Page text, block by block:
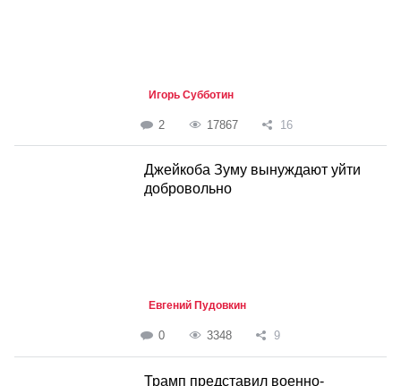
Игорь Субботин
2 17867 16
Джейкоба Зуму вынуждают уйти
добровольно
Евгений Пудовкин
0 3348 9
Трамп представил военно-